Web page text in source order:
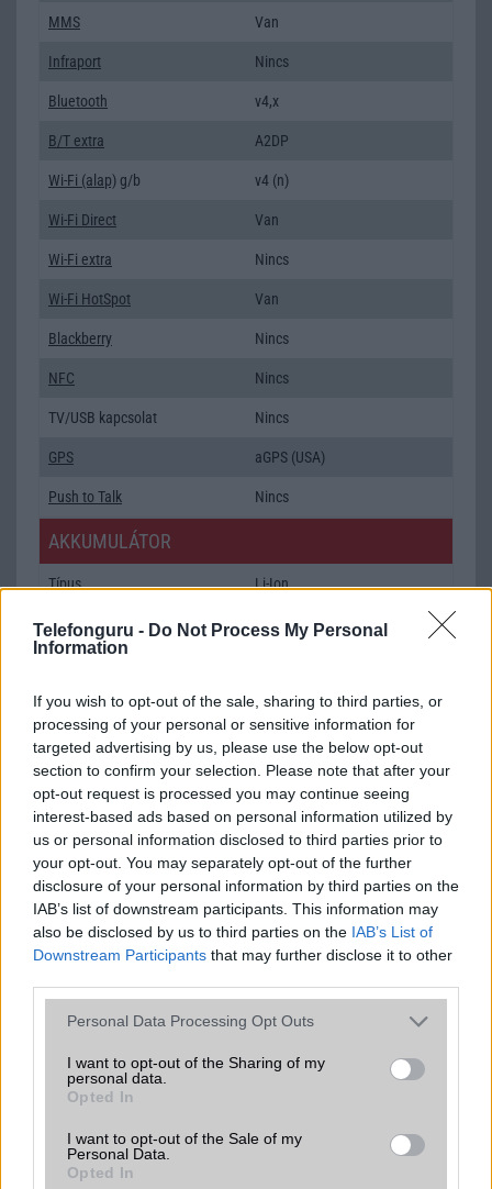
Telefonguru - Do Not Process My Personal
Information
If you wish to opt-out of the sale, sharing to third parties, or
processing of your personal or sensitive information for
targeted advertising by us, please use the below opt-out
section to confirm your selection. Please note that after your
opt-out request is processed you may continue seeing
interest-based ads based on personal information utilized by
us or personal information disclosed to third parties prior to
your opt-out. You may separately opt-out of the further
disclosure of your personal information by third parties on the
IAB’s list of downstream participants. This information may
also be disclosed by us to third parties on the IAB’s List of
Downstream Participants that may further disclose it to other
Please note that this website/app uses one or more Google
not limited to your visit or usage behaviour. You may click to
grant or deny consent to Google and its third-party tags to
use your data for below specified purposes in below Google
consent section.
Personal Data Processing Opt Outs
I want to opt-out of the Sharing of my
personal data.
Opted In
I want to opt-out of the Sale of my
Personal Data.
Opted In
MMS Van
Infraport Nincs
Bluetooth v4,x
B/T extra A2DP
Wi-Fi (alap) g/b v4 (n)
Wi-Fi Direct Van
Wi-Fi extra Nincs
Wi-Fi HotSpot Van
Blackberry Nincs
NFC Nincs
TV/USB kapcsolat Nincs
GPS aGPS (USA)
Push to Talk Nincs
AKKUMULÁTOR
Típus Li-Ion
Készenléti idő h /
Cserélhetőség
Az akkumulátor nem vehetõ ki!
Gyorstöltés
ALKALMAZÁSOK ÉS ÉRZÉKELŐK
Java MIDP emulator
Ujjlenyomat olvasó Nincs
SNS integráció van (alap tudással)
Organizer van (alap tudással)
T9 szótár Van
Office alkalmazások
DV = Document viewer (Word,
Excel, PowerPoint, PDF)
Extrák
EGYÉB
Vibra jelzés